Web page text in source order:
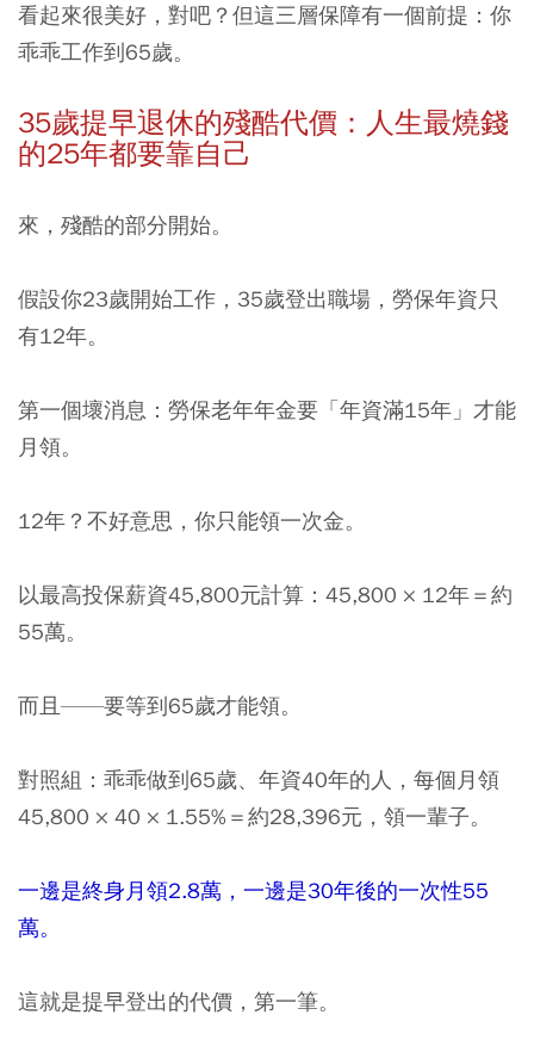
看起來很美好，對吧？但這三層保障有一個前提：你
乖乖工作到65歲。
35歲提早退休的殘酷代價：人生最燒錢
的25年都要靠自己
來，殘酷的部分開始。
假設你23歲開始工作，35歲登出職場，勞保年資只
有12年。
第一個壞消息：勞保老年年金要「年資滿15年」才能
月領。
12年？不好意思，你只能領一次金。
以最高投保薪資45,800元計算：45,800 × 12年＝約
55萬。
而且——要等到65歲才能領。
對照組：乖乖做到65歲、年資40年的人，每個月領
45,800 × 40 × 1.55%＝約28,396元，領一輩子。
一邊是終身月領2.8萬，一邊是30年後的一次性55
萬。
這就是提早登出的代價，第一筆。